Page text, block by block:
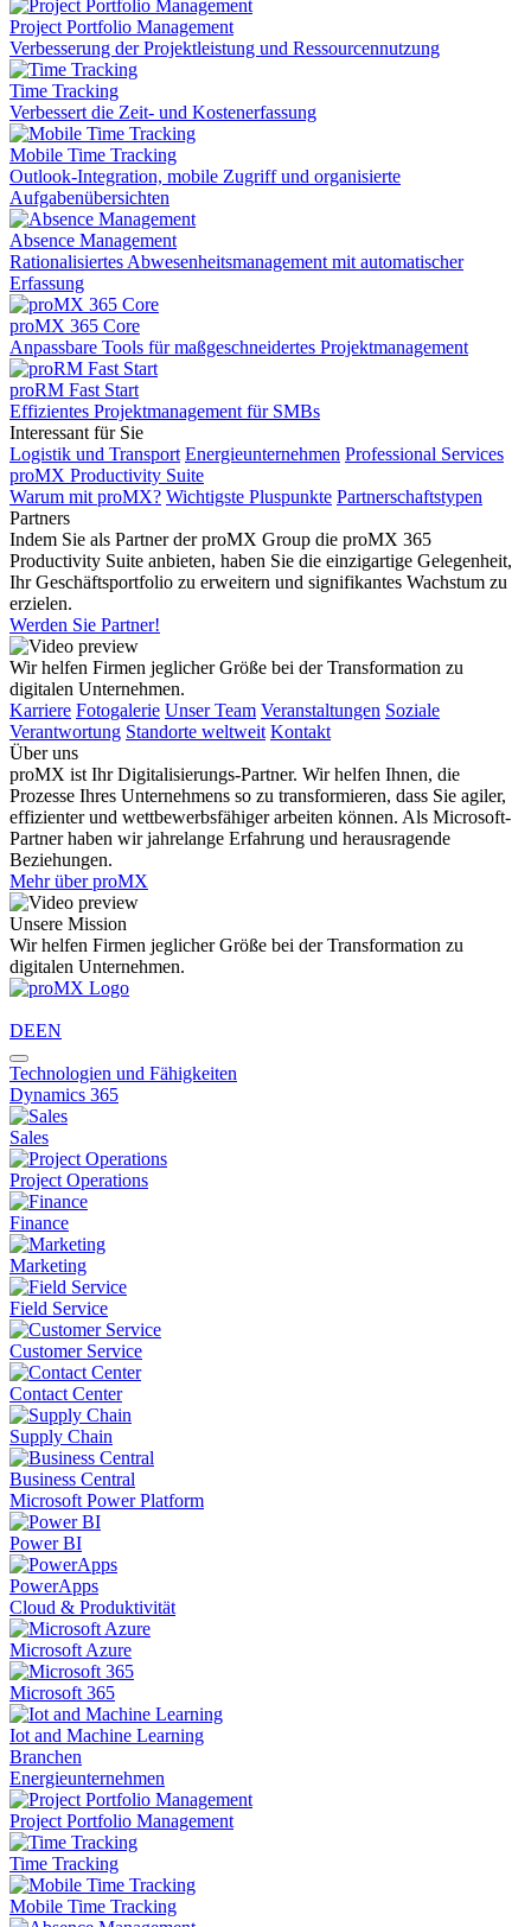
Project Portfolio Management
Verbesserung der Projektleistung und Ressourcennutzung
Time Tracking
Verbessert die Zeit- und Kostenerfassung
Mobile Time Tracking
Outlook-Integration, mobile Zugriff und organisierte
Aufgabenübersichten
Absence Management
Rationalisiertes Abwesenheitsmanagement mit automatischer
Erfassung
proMX 365 Core
Anpassbare Tools für maßgeschneidertes Projektmanagement
proRM Fast Start
Effizientes Projektmanagement für SMBs
Interessant für Sie
Logistik und Transport Energieunternehmen Professional Services
proMX Productivity Suite
Warum mit proMX? Wichtigste Pluspunkte Partnerschaftstypen
Partners
Indem Sie als Partner der proMX Group die proMX 365
Productivity Suite anbieten, haben Sie die einzigartige Gelegenheit,
Ihr Geschäftsportfolio zu erweitern und signifikantes Wachstum zu
erzielen.
Werden Sie Partner!
Wir helfen Firmen jeglicher Größe bei der Transformation zu
digitalen Unternehmen.
Karriere Fotogalerie Unser Team Veranstaltungen Soziale
Verantwortung Standorte weltweit Kontakt
Über uns
proMX ist Ihr Digitalisierungs-Partner. Wir helfen Ihnen, die
Prozesse Ihres Unternehmens so zu transformieren, dass Sie agiler,
effizienter und wettbewerbsfähiger arbeiten können. Als Microsoft-
Partner haben wir jahrelange Erfahrung und herausragende
Beziehungen.
Mehr über proMX
Unsere Mission
Wir helfen Firmen jeglicher Größe bei der Transformation zu
digitalen Unternehmen.
DEEN
Technologien und Fähigkeiten
Dynamics 365
Sales
Project Operations
Finance
Marketing
Field Service
Customer Service
Contact Center
Supply Chain
Business Central
Microsoft Power Platform
Power BI
PowerApps
Cloud & Produktivität
Microsoft Azure
Microsoft 365
Iot and Machine Learning
Branchen
Energieunternehmen
Project Portfolio Management
Time Tracking
Mobile Time Tracking